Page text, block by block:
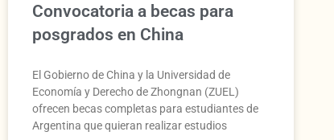
Convocatoria a becas para
posgrados en China
El Gobierno de China y la Universidad de
Economía y Derecho de Zhongnan (ZUEL)
ofrecen becas completas para estudiantes de
Argentina que quieran realizar estudios